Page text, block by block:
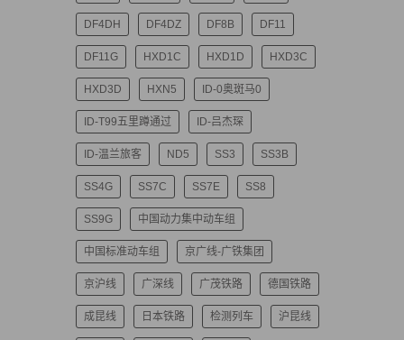
DF4DH DF4DZ DF8B DF11
DF11G HXD1C HXD1D HXD3C
HXD3D HXN5 ID-0奥斑马0
ID-T99五里蹲通过 ID-吕杰琛
ID-温兰旅客 ND5 SS3 SS3B
SS4G SS7C SS7E SS8
SS9G 中国动力集中动车组
中国标准动车组 京广线-广铁集团
京沪线 广深线 广茂铁路 德国铁路
成昆线 日本铁路 检测列车 沪昆线